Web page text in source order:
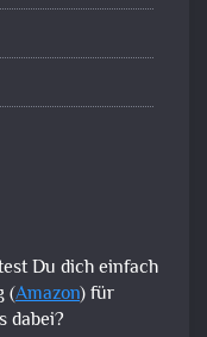
Du dich einfach
(Amazon) für
dabei?